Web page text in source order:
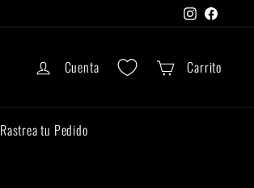
Instagram
Cuenta Carrito
Rastrea tu Pedido